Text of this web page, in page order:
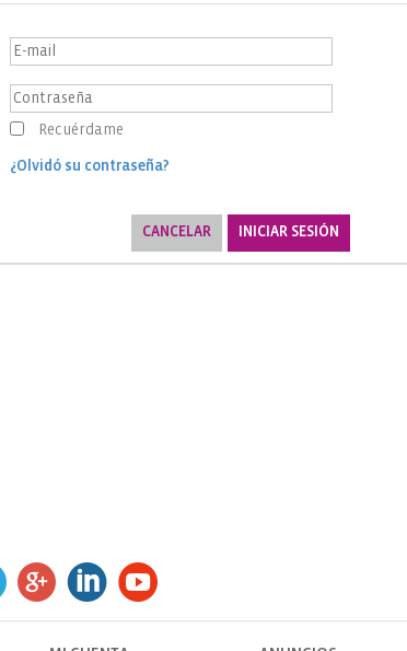
Recuérdame
¿Olvidó su contraseña?
CANCELAR INICIAR SESIÓN